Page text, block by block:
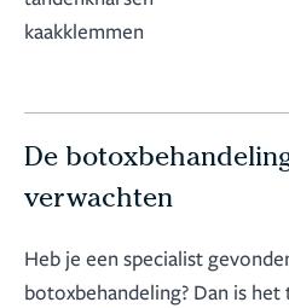
kaakklemmen
De
verwachten
Heb je een specialist
botoxbehandeling? Dan is